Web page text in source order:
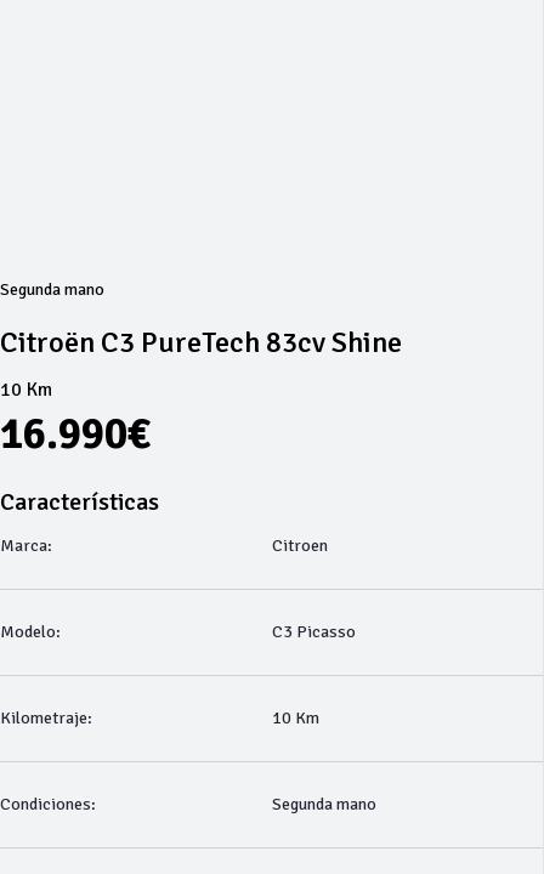
Segunda mano
Citroën C3 PureTech 83cv Shine
10 Km
16.990€
Características
Marca: Citroen
Modelo: C3 Picasso
Kilometraje: 10 Km
Condiciones: Segunda mano